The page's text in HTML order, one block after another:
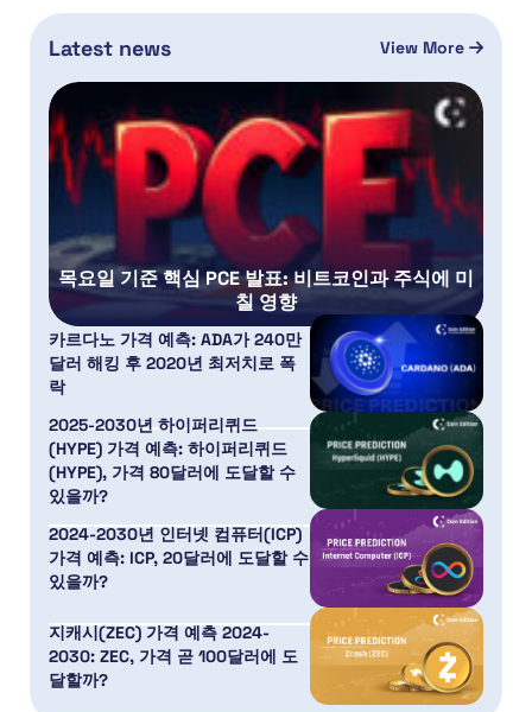
Latest news View More
목요일 기준 핵심 PCE 발표: 비트코인과 주식에 미
칠 영향
카르다노 가격 예측: ADA가 240만
달러 해킹 후 2020년 최저치로 폭
락
2025-2030년 하이퍼리퀴드
(HYPE) 가격 예측: 하이퍼리퀴드
(HYPE), 가격 80달러에 도달할 수
있을까?
2024-2030년 인터넷 컴퓨터(ICP)
가격 예측: ICP, 20달러에 도달할 수
있을까?
지캐시(ZEC) 가격 예측 2024-
2030: ZEC, 가격 곧 100달러에 도
달할까?